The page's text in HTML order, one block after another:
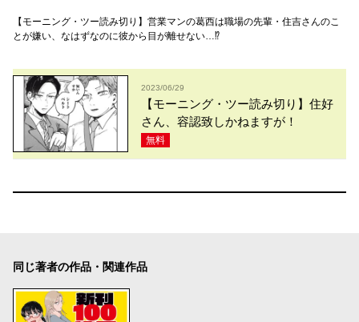
【モーニング・ツー読み切り】営業マンの葛西は職場の先輩・住吉さんのこ
とが嫌い、なはずなのに彼から目が離せない…⁉
2023/06/29
【モーニング・ツー読み切り】住好
さん、容認致しかねますが！
無料
同じ著者の作品・関連作品